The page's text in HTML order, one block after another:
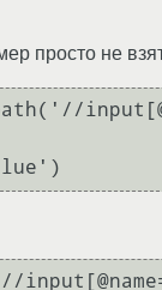
просто не